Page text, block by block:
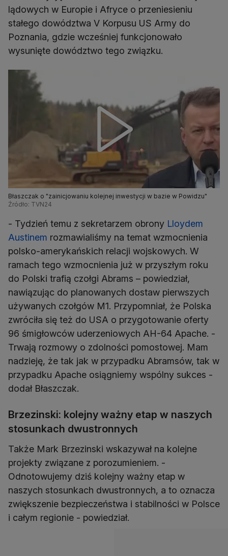
lądowych w Europie i Afryce o przeniesieniu
stałego dowództwa V Korpusu US Army do
Poznania, gdzie wcześniej funkcjonowało
wysunięte dowództwo tego związku.
Błaszczak o "zainicjowaniu kolejnej inwestycji w bazie w Powidzu"
Źródło: TVN24
- Tydzień temu z sekretarzem obrony Lloydem
Austinem rozmawialiśmy na temat wzmocnienia
polsko-amerykańskich relacji wojskowych. W
ramach tego wzmocnienia już w przyszłym roku
do Polski trafią czołgi Abrams – powiedział,
nawiązując do planowanych dostaw pierwszych
używanych czołgów M1. Przypomniał, że Polska
zwróciła się też do USA o przygotowanie oferty
96 śmigłowców uderzeniowych AH-64 Apache. -
Trwają rozmowy o zdolności pomostowej. Mam
nadzieję, że tak jak w przypadku Abramsów, tak w
przypadku Apache osiągniemy wspólny sukces -
dodał Błaszczak.
Brzezinski: kolejny ważny etap w naszych
stosunkach dwustronnych
Także Mark Brzezinski wskazywał na kolejne
projekty związane z porozumieniem. -
Odnotowujemy dziś kolejny ważny etap w
naszych stosunkach dwustronnych, a to oznacza
zwiększenie bezpieczeństwa i stabilności w Polsce
i całym regionie - powiedział.